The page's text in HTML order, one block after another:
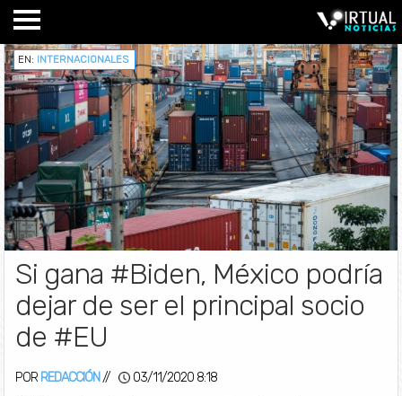
EN: INTERNACIONALES
Si gana #Biden, México podría
dejar de ser el principal socio
de #EU
POR REDACCIÓN // 03/11/2020 8:18